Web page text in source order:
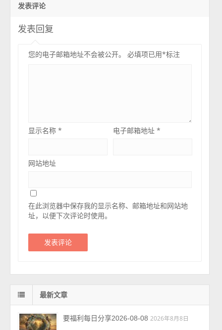
发表评论
发表回复
您的电子邮箱地址不会被公开。 必填项已用*标注
显示名称* 电子邮箱地址*
网站地址
在此浏览器中保存我的显示名称、邮箱地址和网站地
址，以便下次评论时使用。
最新文章
要福利每日分享2026-08-08 2026年8月8日